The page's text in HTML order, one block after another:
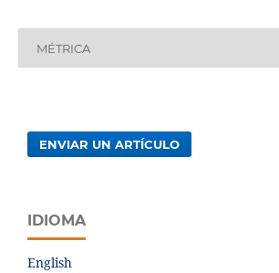
MÉTRICA
ENVIAR UN ARTÍCULO
IDIOMA
English